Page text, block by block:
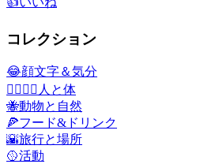
コレクション
😂顔文字＆気分
👩‍❤️‍💋‍👨 人と体
🐝動物と自然
🍕フード&ドリンク
🌇旅行と場所
🥎活動